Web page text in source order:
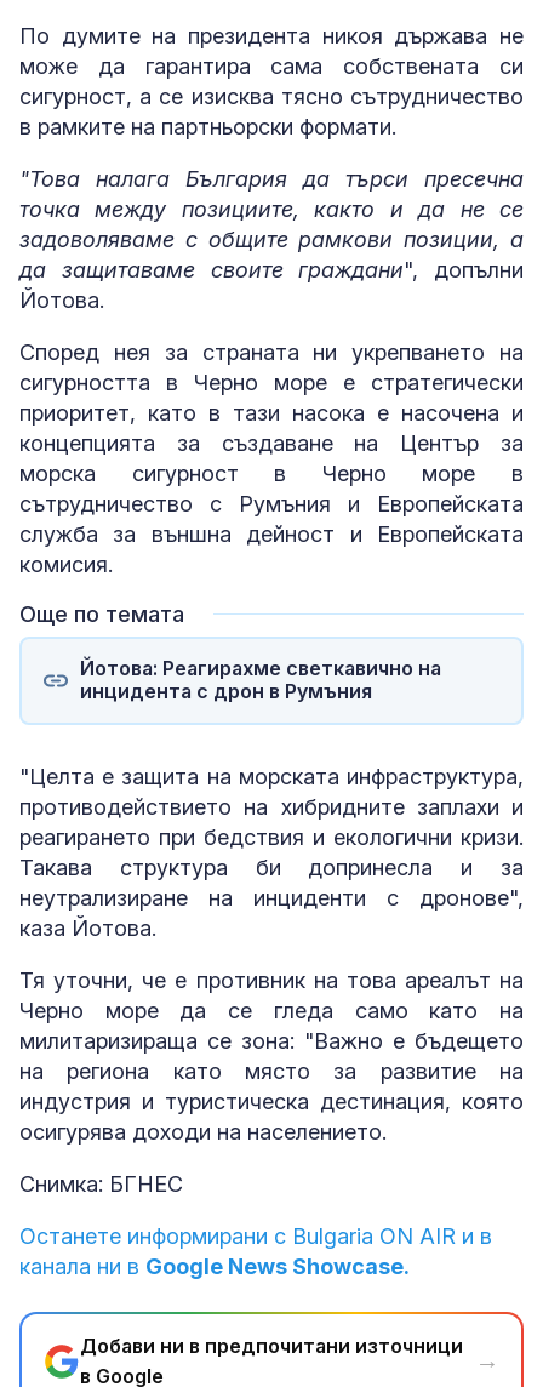
По думите на президента никоя държава не
може да гарантира сама собствената си
сигурност, а се изисква тясно сътрудничество
в рамките на партньорски формати.
"Това налага България да търси пресечна
точка между позициите, както и да не се
задоволяваме с общите рамкови позиции, а
да защитаваме своите граждани", допълни
Йотова.
Според нея за страната ни укрепването на
сигурността в Черно море е стратегически
приоритет, като в тази насока е насочена и
концепцията за създаване на Център за
морска сигурност в Черно море в
сътрудничество с Румъния и Европейската
служба за външна дейност и Европейската
комисия.
Още по темата
Йотова: Реагирахме светкавично на
инцидента с дрон в Румъния
"Целта е защита на морската инфраструктура,
противодействието на хибридните заплахи и
реагирането при бедствия и екологични кризи.
Такава структура би допринесла и за
неутрализиране на инциденти с дронове",
каза Йотова.
Тя уточни, че е противник на това ареалът на
Черно море да се гледа само като на
милитаризираща се зона: "Важно е бъдещето
на региона като място за развитие на
индустрия и туристическа дестинация, която
осигурява доходи на населението.
Снимка: БГНЕС
Останете информирани с Bulgaria ON AIR и в
канала ни в Google News Showcase.
Добави ни в предпочитани източници
в Google
→